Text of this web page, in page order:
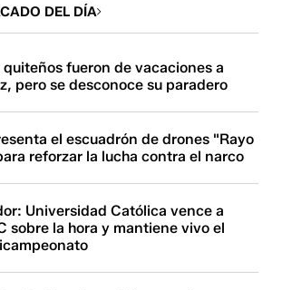
DEL DÍA
quiteños fueron de vacaciones a
pero se desconoce su paradero
el escuadrón de drones "Rayo
reforzar la lucha contra el narco
Universidad Católica vence a
sobre la hora y mantiene vivo el